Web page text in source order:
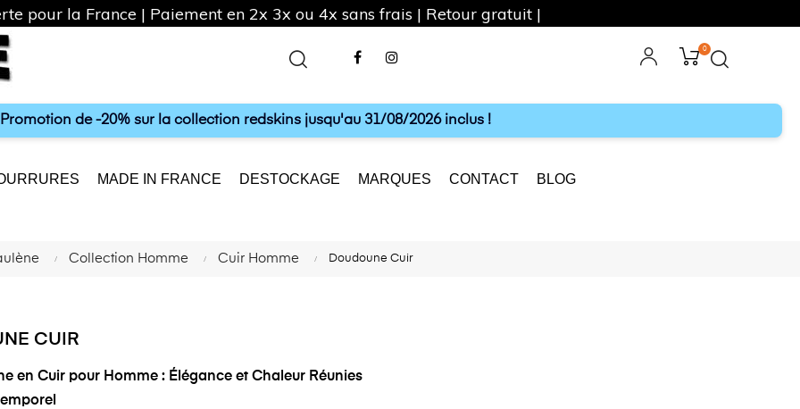
Facebook
0
de -20% sur la collection redskins jusqu'au 31/08/2026 inclus !
MADE IN FRANCE DESTOCKAGE MARQUES CONTACT BLOG
Collection Homme Cuir Homme Doudoune Cuir
CUIR
en Cuir pour Homme : Élégance et Chaleur Réunies
pour la France | Paiement en 2x 3x ou 4x sans frais | Retour gratuit |